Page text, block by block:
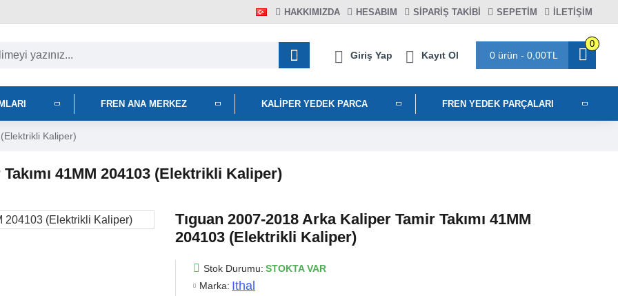
HAKKIMIZDA HESABIM SIPARIŞ TAKIBI SEPETIM İLETİŞİM
Giriş Yap Kayıt Ol 0 ürün - 0,00TL
0
FREN ANA MERKEZ KALIPER YEDEK PARCA FREN YEDEK PARÇALARI
Kaliper)
41MM 204103 (Elektrikli Kaliper)
Tıguan 2007-2018 Arka Kaliper Tamir Takımı 41MM
204103 (Elektrikli Kaliper)
Stok Durumu: STOKTA VAR
Marka: Ithal